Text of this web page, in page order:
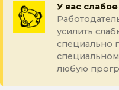
У вас
усилить
специально
любую